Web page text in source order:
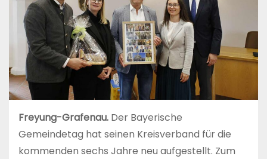
Freyung-Grafenau. Der Bayerische
Gemeindetag hat seinen Kreisverband für die
kommenden sechs Jahre neu aufgestellt. Zum